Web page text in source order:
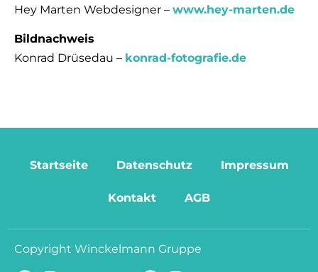
Hey Marten Webdesigner – www.hey-marten.de
Bildnachweis
Konrad Drüsedau – konrad-fotografie.de
Startseite Datenschutz Impressum
Kontakt AGB
Copyright Winckelmann Gruppe